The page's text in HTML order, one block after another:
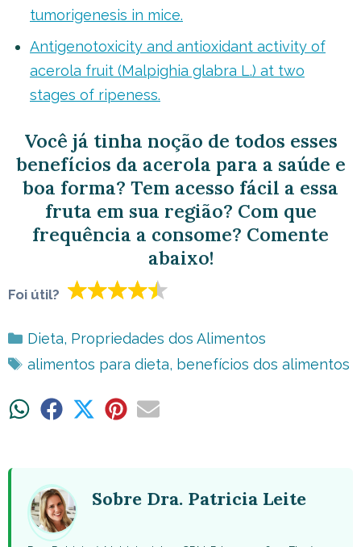
tumorigenesis in mice.
Antigenotoxicity and antioxidant activity of
acerola fruit (Malpighia glabra L.) at two
stages of ripeness.
Você já tinha noção de todos esses
benefícios da acerola para a saúde e
boa forma? Tem acesso fácil a essa
fruta em sua região? Com que
frequência a consome? Comente
abaixo!
Foi útil?
Categorias
Dieta, Propriedades dos Alimentos
Tags
alimentos para dieta, benefícios dos alimentos
ShareShare ShareShareShare
Sobre Dra. Patricia Leite